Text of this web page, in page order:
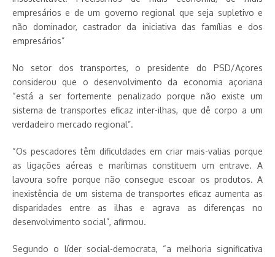
empresários e de um governo regional que seja supletivo e
não dominador, castrador da iniciativa das famílias e dos
empresários”
No setor dos transportes, o presidente do PSD/Açores
considerou que o desenvolvimento da economia açoriana
“está a ser fortemente penalizado porque não existe um
sistema de transportes eficaz inter-ilhas, que dê corpo a um
verdadeiro mercado regional”.
“Os pescadores têm dificuldades em criar mais-valias porque
as ligações aéreas e marítimas constituem um entrave. A
lavoura sofre porque não consegue escoar os produtos. A
inexistência de um sistema de transportes eficaz aumenta as
disparidades entre as ilhas e agrava as diferenças no
desenvolvimento social”, afirmou.
Segundo o líder social-democrata, “a melhoria significativa